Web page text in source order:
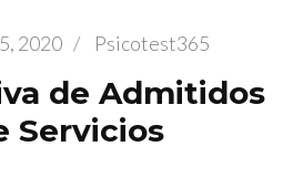
2020 / Psicotest365
de Admitidos
Servicios